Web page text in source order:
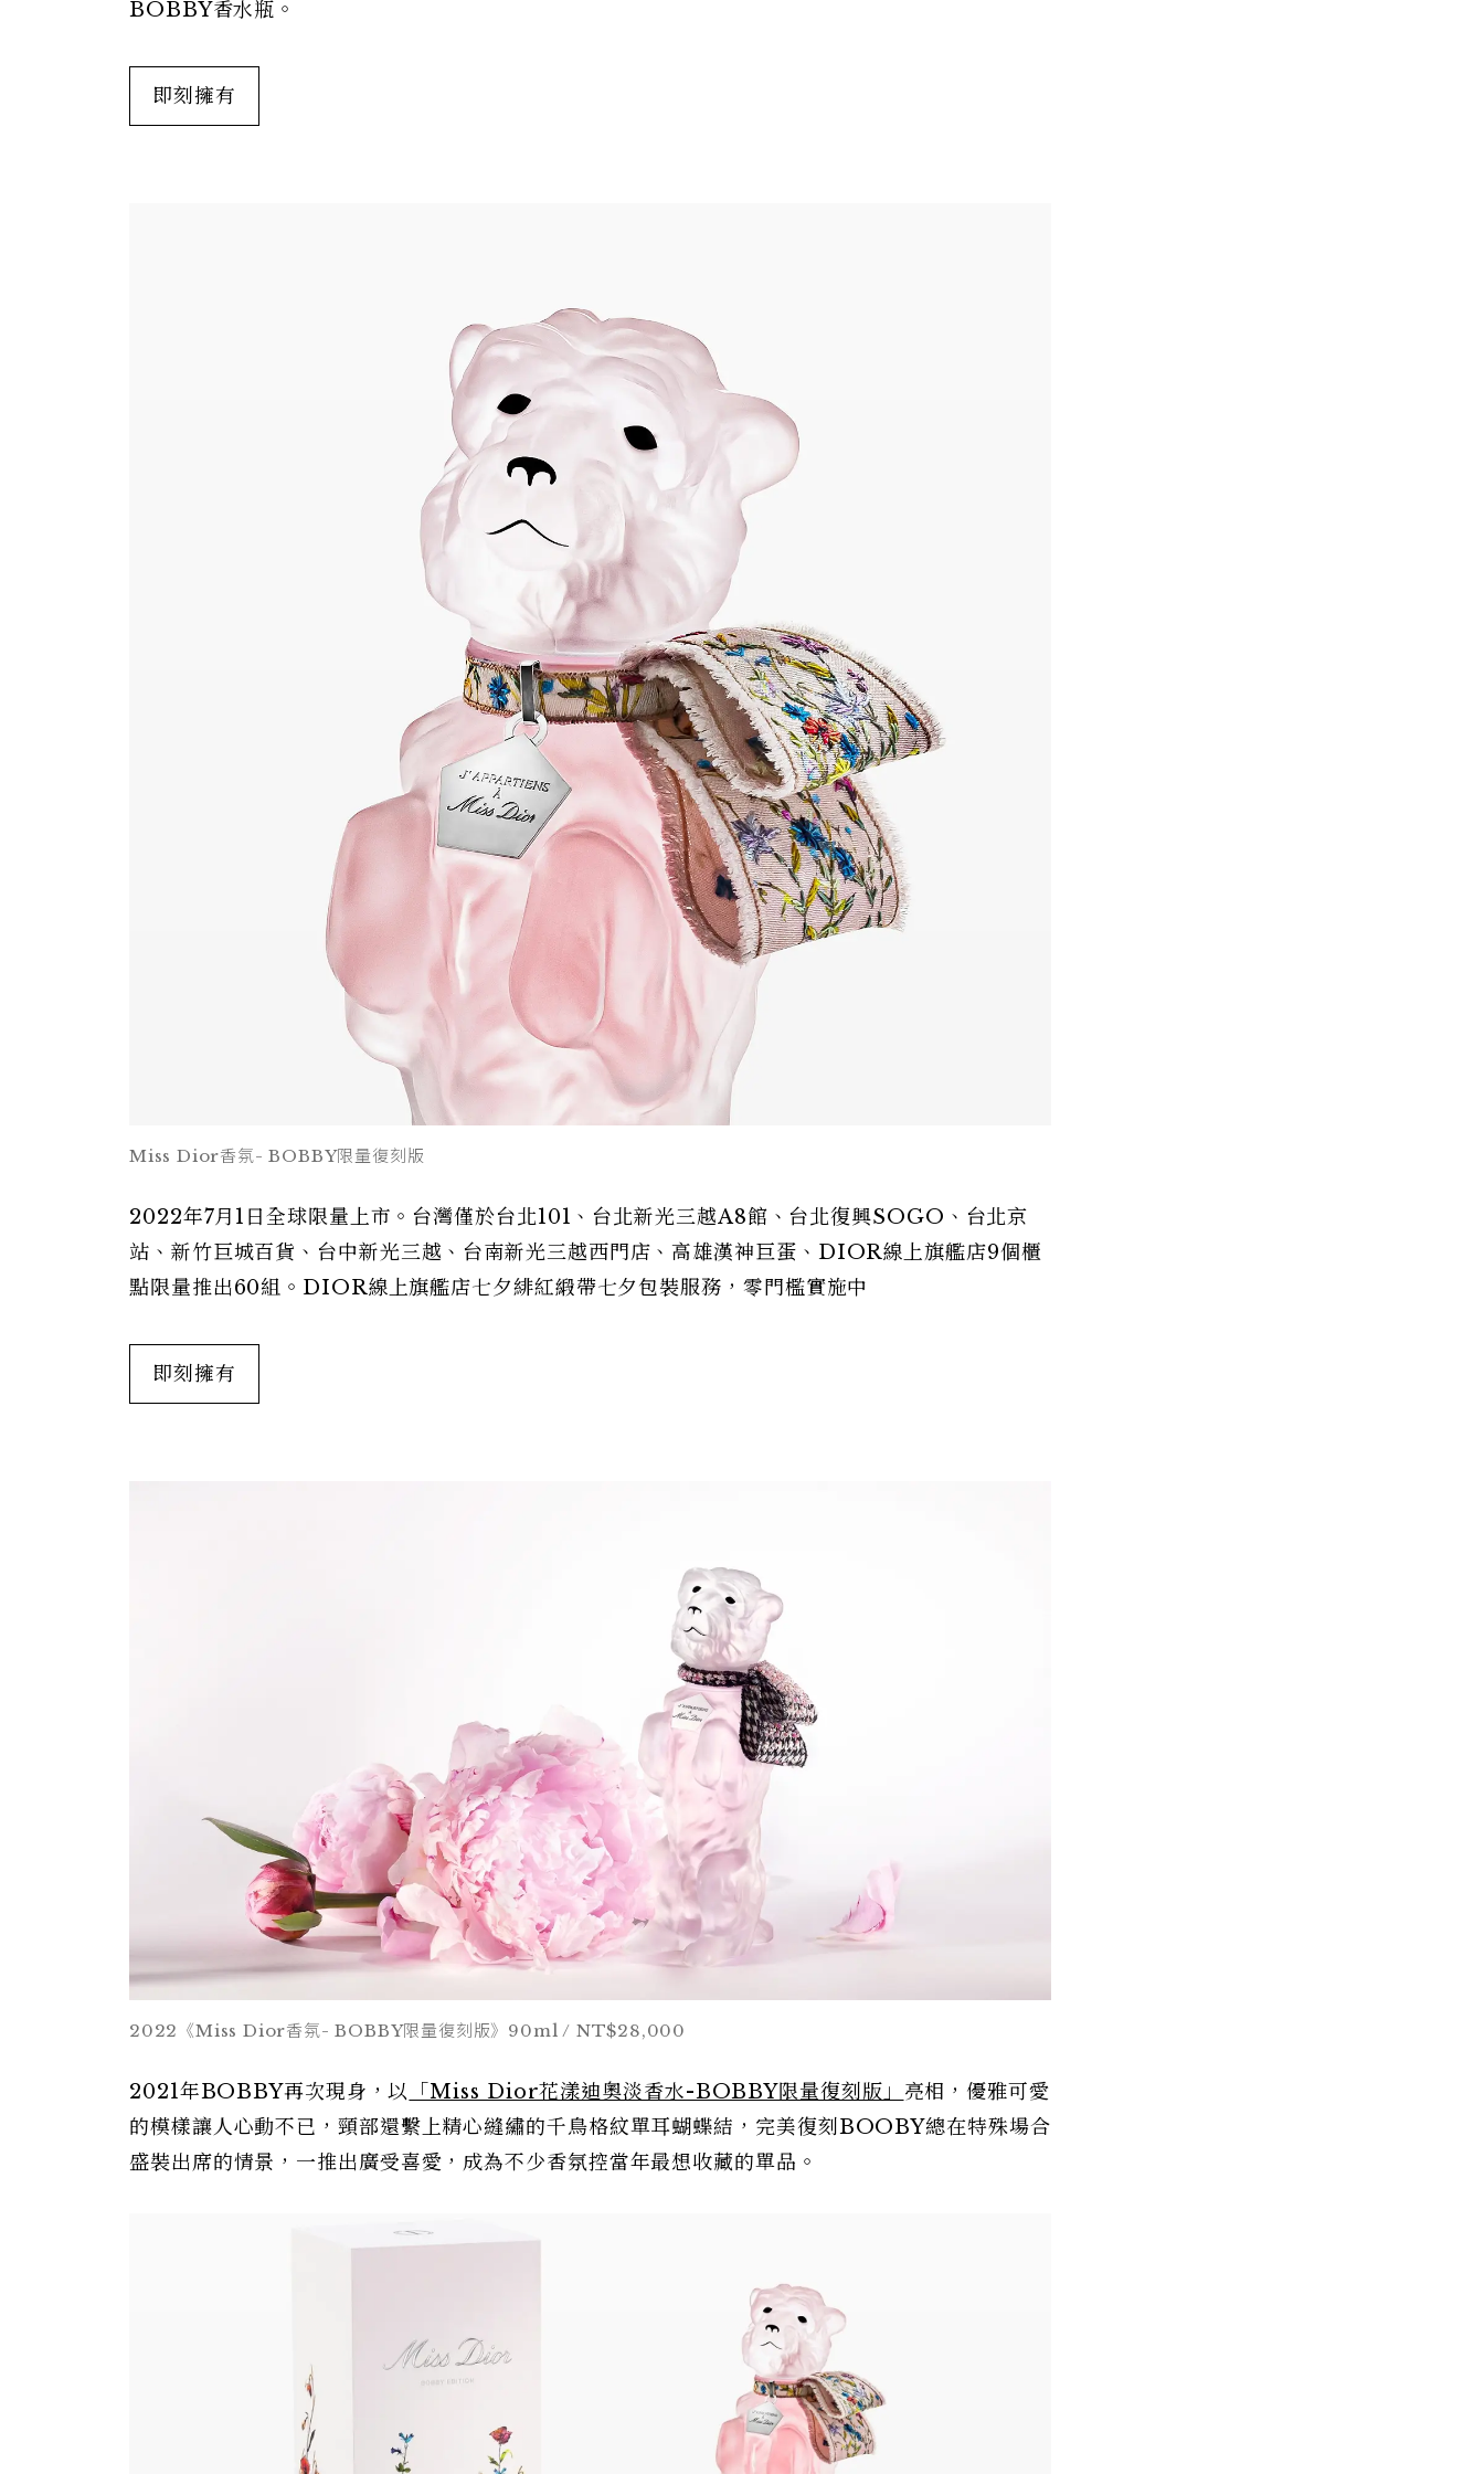
BOBBY香水瓶。
即刻擁有
Miss Dior香氛- BOBBY限量復刻版
2022年7月1日全球限量上市。台灣僅於台北101、台北新光三越A8館、台北復興SOGO、台北京
站、新竹巨城百貨、台中新光三越、台南新光三越西門店、高雄漢神巨蛋、DIOR線上旗艦店9個櫃
點限量推出60組。DIOR線上旗艦店七夕緋紅緞帶七夕包裝服務，零門檻實施中
即刻擁有
2022《Miss Dior香氛- BOBBY限量復刻版》90ml / NT$28,000
2021年BOBBY再次現身，以 「Miss Dior花漾迪奧淡香水-BOBBY限量復刻版」 亮相，優雅可愛
的模樣讓人心動不已，頸部還繫上精心縫繡的千鳥格紋單耳蝴蝶結，完美復刻BOOBY總在特殊場合
盛裝出席的情景，一推出廣受喜愛，成為不少香氛控當年最想收藏的單品。